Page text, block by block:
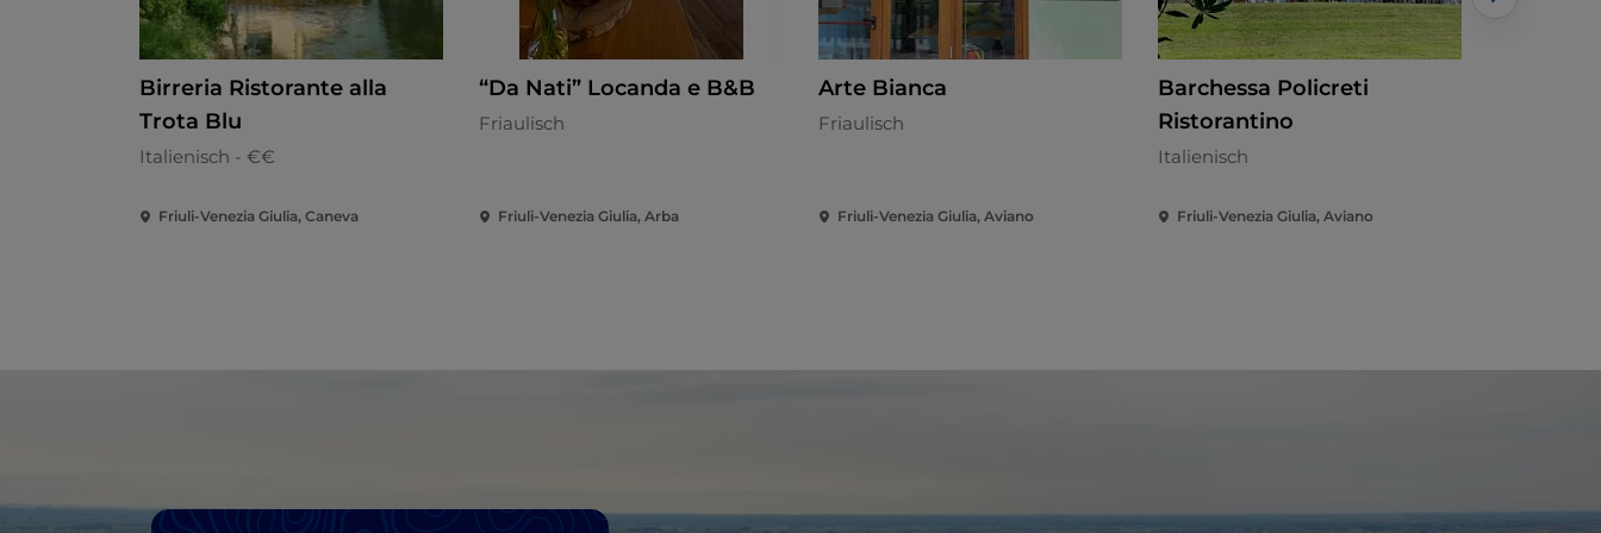
Birreria Ristorante alla
Trota Blu
Italienisch - €€
Friuli-Venezia Giulia, Caneva
“Da Nati” Locanda e B&B
Friaulisch
Friuli-Venezia Giulia, Arba
Arte Bianca
Friaulisch
Friuli-Venezia Giulia, Aviano
Barchessa Policreti
Ristorantino
Italienisch
Friuli-Venezia Giulia, Aviano